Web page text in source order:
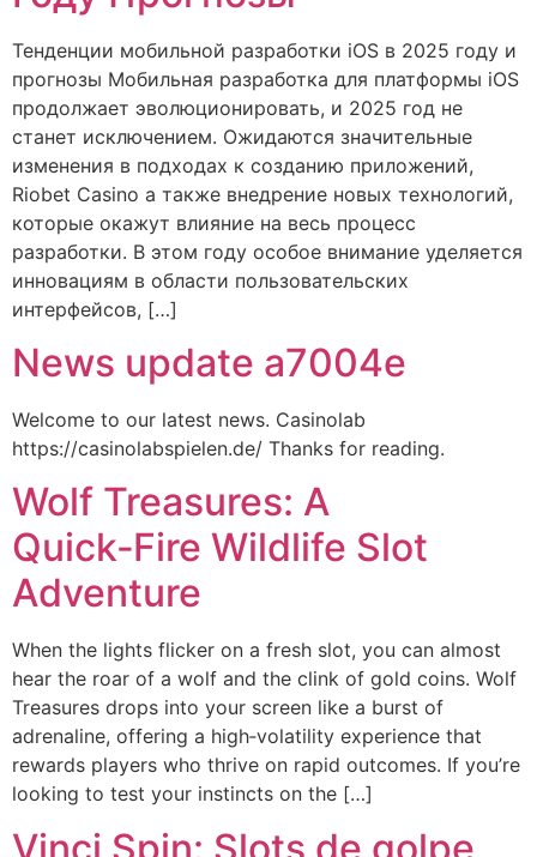
Тенденции мобильной разработки iOS в 2025 году и
прогнозы Мобильная разработка для платформы iOS
продолжает эволюционировать, и 2025 год не
станет исключением. Ожидаются значительные
изменения в подходах к созданию приложений,
Riobet Casino а также внедрение новых технологий,
которые окажут влияние на весь процесс
разработки. В этом году особое внимание уделяется
инновациям в области пользовательских
интерфейсов, […]
News update a7004e
Welcome to our latest news. Casinolab
https://casinolabspielen.de/ Thanks for reading.
Wolf Treasures: A
Quick‑Fire Wildlife Slot
Adventure
When the lights flicker on a fresh slot, you can almost
hear the roar of a wolf and the clink of gold coins. Wolf
Treasures drops into your screen like a burst of
adrenaline, offering a high‑volatility experience that
rewards players who thrive on rapid outcomes. If you’re
looking to test your instincts on the […]